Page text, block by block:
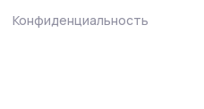
Конфиденциальность